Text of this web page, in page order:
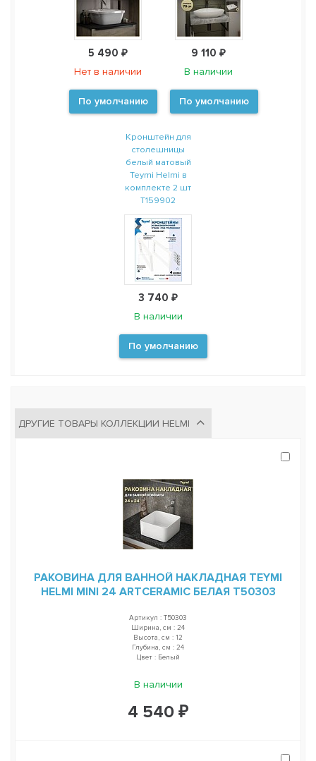
5 490 ₽
Нет в наличии
По умолчанию
9 110 ₽
В наличии
По умолчанию
Кронштейн для
столешницы
белый матовый
Teymi Helmi в
комплекте 2 шт
T159902
3 740 ₽
В наличии
По умолчанию
ДРУГИЕ ТОВАРЫ КОЛЛЕКЦИИ HELMI
РАКОВИНА ДЛЯ ВАННОЙ НАКЛАДНАЯ TEYMI
HELMI MINI 24 ARTCERAMIC БЕЛАЯ T50303
Артикул : T50303
Ширина, см : 24
Высота, см : 12
Глубина, см : 24
Цвет : Белый
В наличии
4 540 ₽